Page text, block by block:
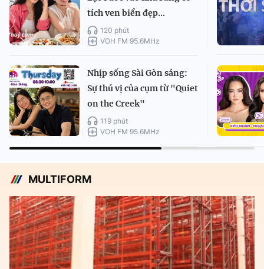
tích ven biển đẹp...
120 phút
VOH FM 95.6MHz
Nhịp sống Sài Gòn sáng:
Sự thú vị của cụm từ "Quiet
on the Creek"
119 phút
VOH FM 95.6MHz
MULTIFORM